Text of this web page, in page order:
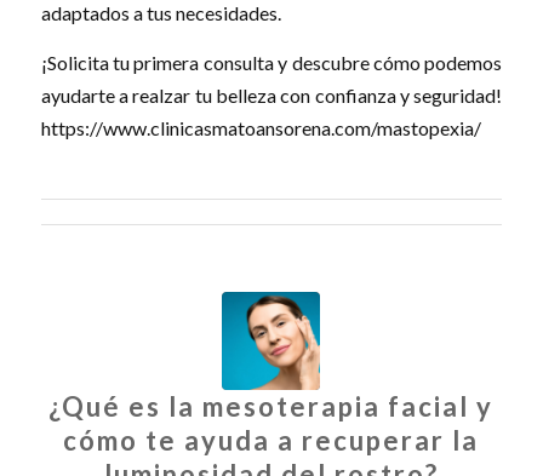
adaptados a tus necesidades.
¡Solicita tu primera consulta y descubre cómo podemos
ayudarte a realzar tu belleza con confianza y seguridad!
https://www.clinicasmatoansorena.com/mastopexia/
¿Qué es la mesoterapia facial y
cómo te ayuda a recuperar la